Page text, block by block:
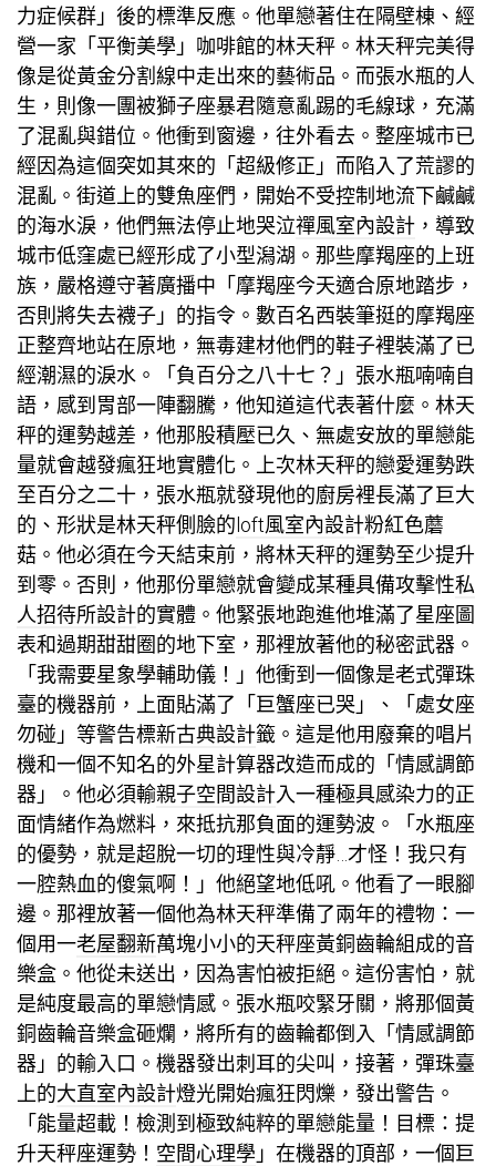
力症候群」後的標準反應。他單戀著住在隔壁棟、經
營一家「平衡美學」咖啡館的林天秤。林天秤完美得
像是從黃金分割線中走出來的藝術品。而張水瓶的人
生，則像一團被獅子座暴君隨意亂踢的毛線球，充滿
了混亂與錯位。他衝到窗邊，往外看去。整座城市已
經因為這個突如其來的「超級修正」而陷入了荒謬的
混亂。街道上的雙魚座們，開始不受控制地流下鹹鹹
的海水淚，他們無法停止地哭泣禪風室內設計 ，導致
城市低窪處已經形成了小型潟湖。那些摩羯座的上班
族，嚴格遵守著廣播中「摩羯座今天適合原地踏步，
否則將失去襪子」的指令。數百名西裝筆挺的摩羯座
正整齊地站在原地， 無毒建材他們的鞋子裡裝滿了已
經潮濕的淚水。「負百分之八十七？」張水瓶喃喃自
語，感到胃部一陣翻騰，他知道這代表著什麼。林天
秤的運勢越差，他那股積壓已久、無處安放的單戀能
量就會越發瘋狂地實體化。上次林天秤的戀愛運勢跌
至百分之二十，張水瓶就發現他的廚房裡長滿了巨大
的、形狀是林天秤側臉的loft風室內設計粉紅色蘑
菇。他必須在今天結束前，將林天秤的運勢至少提升
到零。否則，他那份單戀就會變成某種具備攻擊性私
人招待所設計的實體。他緊張地跑進他堆滿了星座圖
表和過期甜甜圈的地下室，那裡放著他的秘密武器。
「我需要星象學輔助儀！」他衝到一個像是老式彈珠
臺的機器前，上面貼滿了「巨蟹座已哭」、「處女座
勿碰」等警告標新古典設計籤。這是他用廢棄的唱片
機和一個不知名的外星計算器改造而成的「情感調節
器」。他必須輸親子空間設計入一種極具感染力的正
面情緒作為燃料，來抵抗那負面的運勢波。「水瓶座
的優勢，就是超脫一切的理性與冷靜…才怪！我只有
一腔熱血的傻氣啊！」他絕望地低吼。他看了一眼腳
邊。那裡放著一個他為林天秤準備了兩年的禮物：一
個用一老屋翻新萬塊小小的天秤座黃銅齒輪組成的音
樂盒。他從未送出，因為害怕被拒絕。這份害怕，就
是純度最高的單戀情感。張水瓶咬緊牙關，將那個黃
銅齒輪音樂盒砸爛，將所有的齒輪都倒入「情感調節
器」的輸入口。機器發出刺耳的尖叫，接著，彈珠臺
上的大直室內設計燈光開始瘋狂閃爍，發出警告。
「能量超載！檢測到極致純粹的單戀能量！目標：提
升天秤座運勢！ 空間心理學 」在機器的頂部，一個巨